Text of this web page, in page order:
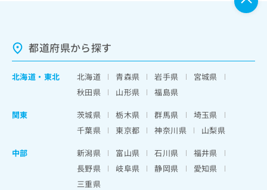
都道府県から探す
北海道 ・ 東北 北海道 青森県 岩手県
宮城県
秋田県
山形県
福島県
関東
茨城県 栃木県 群馬県
埼玉県
千葉県
東京都 神奈川県
山梨県
中部
新潟県 富山県 石川県
福井県
長野県
岐阜県 静岡県
愛知県
三重県